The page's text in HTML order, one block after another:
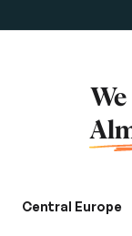
Central Europe